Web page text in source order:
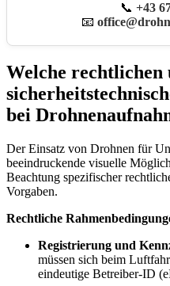
📞 +43
📧
Welche rechtlichen
bei
Der Einsatz von Drohnen für
beeindruckende visuelle
Beachtung spezifischer
Vorgaben.
Rechtliche
Registrierung und
müssen sich beim
eindeutige Betreiber-ID